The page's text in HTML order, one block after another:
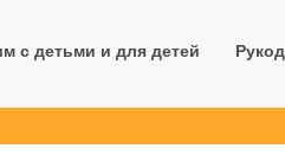
с детьми и для детей